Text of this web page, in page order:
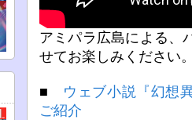
アミパラ広島による、
せてお楽しみください
■ ウェブ小説『幻想
ご紹介